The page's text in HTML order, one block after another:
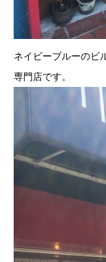
ネイビーブルーのビ
専門店です。